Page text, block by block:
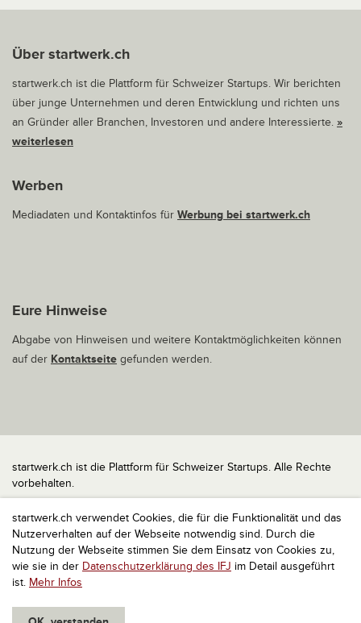
startwerk.ch verwendet Cookies, die für die Funktionalität und das
Nutzerverhalten auf der Webseite notwendig sind. Durch die
Nutzung der Webseite stimmen Sie dem Einsatz von Cookies zu,
wie sie in der Datenschutzerklärung des IFJ im Detail ausgeführt
ist. Mehr Infos
Über startwerk.ch
startwerk.ch ist die Plattform für Schweizer Startups. Wir berichten
über junge Unternehmen und deren Entwicklung und richten uns
an Gründer aller Branchen, Investoren und andere Interessierte. »
weiterlesen
Werben
Mediadaten und Kontaktinfos für Werbung bei startwerk.ch
Eure Hinweise
Abgabe von Hinweisen und weitere Kontaktmöglichkeiten können
auf der Kontaktseite gefunden werden.
startwerk.ch ist die Plattform für Schweizer Startups. Alle Rechte
vorbehalten.
Impressum
Kontakt
nach oben